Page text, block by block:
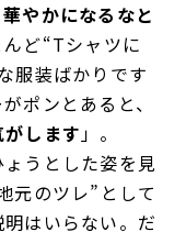
やかになるなと
ど“Tシャツに
服装ばかりです
ポンとあると、
します」。
うとした姿を見
元のツレ”として
はいらない。だ